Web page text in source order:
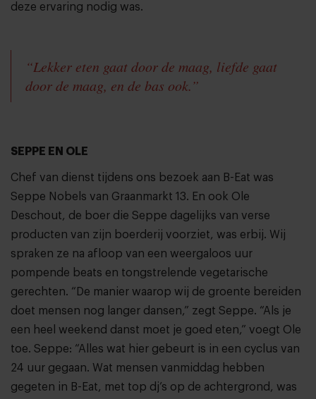
deze ervaring nodig was.
“Lekker eten gaat door de maag, liefde gaat
door de maag, en de bas ook.”
SEPPE EN OLE
Chef van dienst tijdens ons bezoek aan B-Eat was
Seppe Nobels van Graanmarkt 13. En ook Ole
Deschout, de boer die Seppe dagelijks van verse
producten van zijn boerderij voorziet, was erbij. Wij
spraken ze na afloop van een weergaloos uur
pompende beats en tongstrelende vegetarische
gerechten. “De manier waarop wij de groente bereiden
doet mensen nog langer dansen,” zegt Seppe. “Als je
een heel weekend danst moet je goed eten,” voegt Ole
toe. Seppe: “Alles wat hier gebeurt is in een cyclus van
24 uur gegaan. Wat mensen vanmiddag hebben
gegeten in B-Eat, met top dj’s op de achtergrond, was